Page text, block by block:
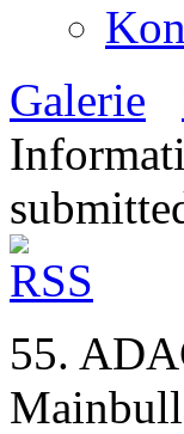
Galerie
55.